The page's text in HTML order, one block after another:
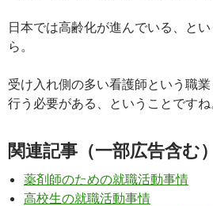
日本では高齢化が進んでいる、と
ら。
受け入れ側の多い看護師という職
行う必要がある、ということですね
関連記事（一部広告含む
薬剤師のための就職活動事情
高校生の就職活動事情